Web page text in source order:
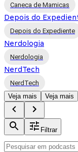
Caneca de Mamicas
Depois do
Depois do Expediente
Nerdologia
Nerdologia
NerdTech
NerdTech
Veja mais
Veja mais
Filtrar